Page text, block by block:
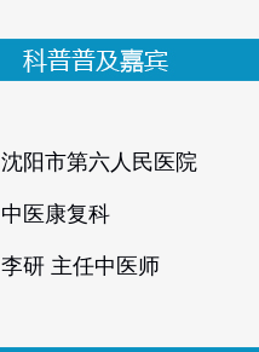
沈阳市第六人民医院
中医康复科
李研 主任中医师